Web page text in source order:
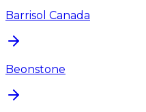
Barrisol Canada
Beonstone